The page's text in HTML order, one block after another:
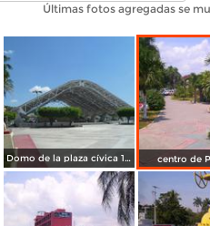
Últimas fotos agregadas se
Domo de la plaza cívica 18 de marzo centro de